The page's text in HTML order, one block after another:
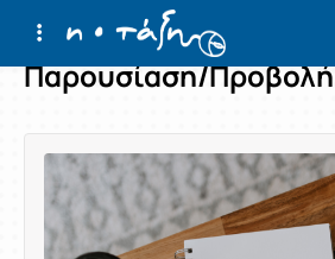
Παρουσίαση/Προβολή